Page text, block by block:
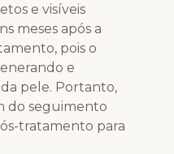
e visíveis
meses após a
pois o
e
pele. Portanto,
do seguimento
tratamento para